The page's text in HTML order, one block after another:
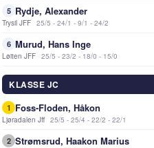
5 Rydje, Alexander
Trysil JFF 25/5 - 24/1 - 9/1 - 24/2
6 Murud, Hans Inge
Løiten JFF 25/5 - 23/2 - 18/0 - 15/0
KLASSE JC
1 Foss-Floden, Håkon
Ljøradalen Jff 25/5 - 25/4 - 22/2 - 22/1
2 Strømsrud, Haakon Marius